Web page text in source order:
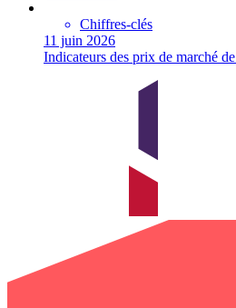
Chiffres-clés
11 juin 2026
Indicateurs des prix de marché